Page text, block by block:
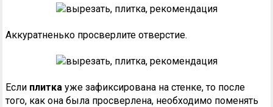
Аккуратненько просверлите отверстие.
Если плитка уже зафиксирована на стенке, то после
того, как она была просверлена, необходимо поменять